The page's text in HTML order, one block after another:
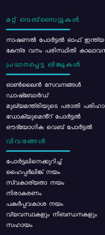
മറ്റ് വെബ്സൈറ്റുകൾ
നാഷണൽ പോർട്ടൽ ഓഫ് ഇന്ത്യ
കേന്ദ്ര വനം പരിസ്ഥിതി
പ്രധാനപ്പെട്ട ലിങ്കുകൾ
ഓൺലൈൻ സേവനങ്ങൾ
ഡാഷ്ബോർഡ്
മുഖ്യമന്ത്രിയുടെ പരാതി
ഡോക്യുമെൻ്റ് പോർട്ടൽ
ഔദ്യോഗിക വെബ് പോർട്ടൽ
വിവരങ്ങൾ
പോര്‍ട്ടലിനെക്കുറിച്ച്
ഹൈപ്പർലിങ്ക് നയം
സ്വകാര്യതാ നയം
നിരാകരണം
പകർപ്പവകാശ നയം
വ്യവസ്ഥകളും നിബന്ധനകളും
സഹായം